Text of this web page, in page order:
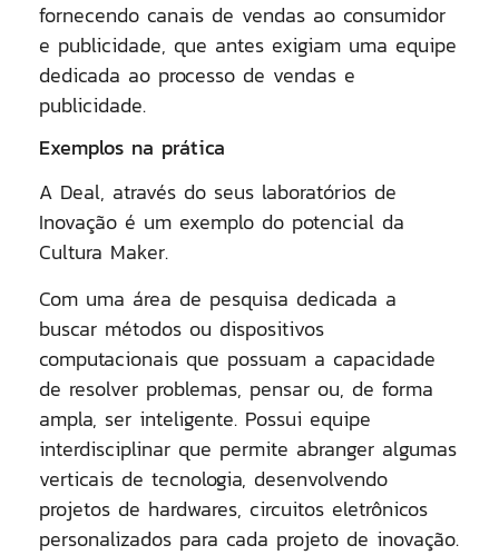
fornecendo canais de vendas ao consumidor
e publicidade, que antes exigiam uma equipe
dedicada ao processo de vendas e
publicidade.
Exemplos na prática
A Deal, através do seus laboratórios de
Inovação é um exemplo do potencial da
Cultura Maker.
Com uma área de pesquisa dedicada a
buscar métodos ou dispositivos
computacionais que possuam a capacidade
de resolver problemas, pensar ou, de forma
ampla, ser inteligente. Possui equipe
interdisciplinar que permite abranger algumas
verticais de tecnologia, desenvolvendo
projetos de hardwares, circuitos eletrônicos
personalizados para cada projeto de inovação.